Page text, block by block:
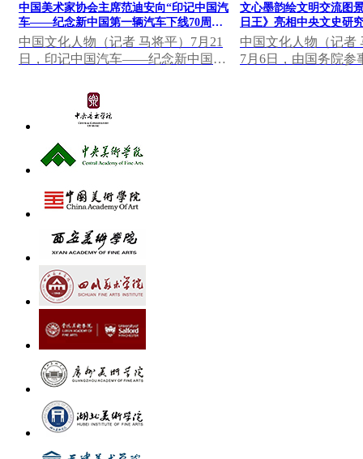
中国美术家协会主席范迪安向“印记中国汽
车——纪念新中国第一辆汽车下线70周年
大众篆刻作品展”发表视频致辞
中国文化人物（记者 马将平）7月21
日，印记中国汽车——纪念新中国第
在中国一汽博物馆...
文心墨韵绘文明交流图
日王》亮相中央文史研
果展
中国文化人物（记者
7月6日，由国务院参